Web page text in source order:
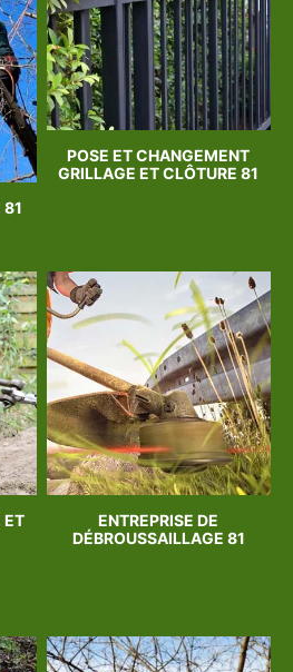
81
POSE ET CHANGEMENT
GRILLAGE ET CLÔTURE 81
ET
ENTREPRISE DE
DÉBROUSSAILLAGE 81